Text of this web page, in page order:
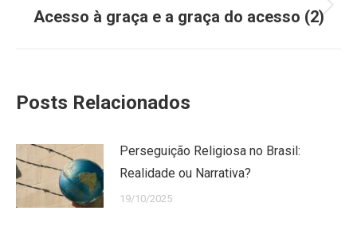
Próximo
Acesso à graça e a graça do acesso (2)
Posts Relacionados
Perseguição Religiosa no Brasil:
Realidade ou Narrativa?
19/10/2025